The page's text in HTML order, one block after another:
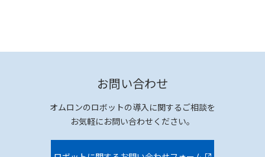
お問い合わせ
オムロンのロボットの導入に関するご相談を
お気軽にお問い合わせください。